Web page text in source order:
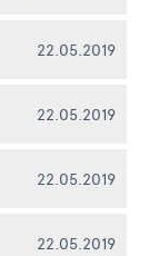
22.05.2019
22.05.2019
22.05.2019
22.05.2019